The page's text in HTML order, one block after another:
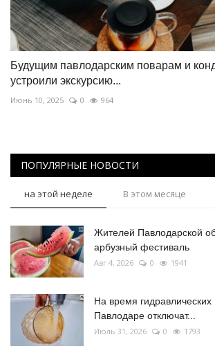
Будущим павлодарским поварам и
устроили экскурсию...
Июнь 10, 2025 0 964
ПОПУЛЯРНЫЕ НОВОСТИ
на этой неделе В этом месяце
Жителей Павлодарской
арбузный фестиваль
Авг 4, 2026 0 1941
На время
Павлодаре отключат...
Июль 31, 2026 0 1793